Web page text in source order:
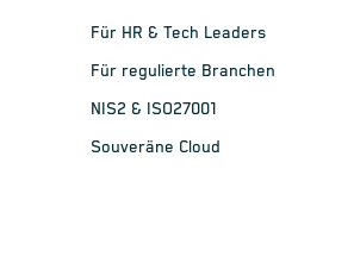
Für HR & Tech Leaders
Für regulierte Branchen
NIS2 & ISO27001
Souveräne Cloud